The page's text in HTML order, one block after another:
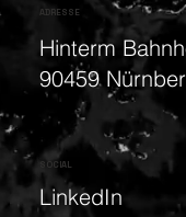
ADRESSE
Hinterm
90459
SOCIAL
LinkedIn